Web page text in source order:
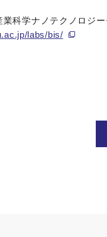
科学ナノテクノロジ
labs/bis/